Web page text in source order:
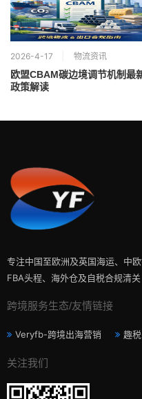
2026-4-17 物流资讯
欧盟CBAM碳边境调节机制最
政策解读
专注中国至欧洲及英国海运、中欧
FBA头程、海外仓及自税合规清关
跨境服务生态/友情链接
Veryfb-跨境出海营销 趣
关注我们